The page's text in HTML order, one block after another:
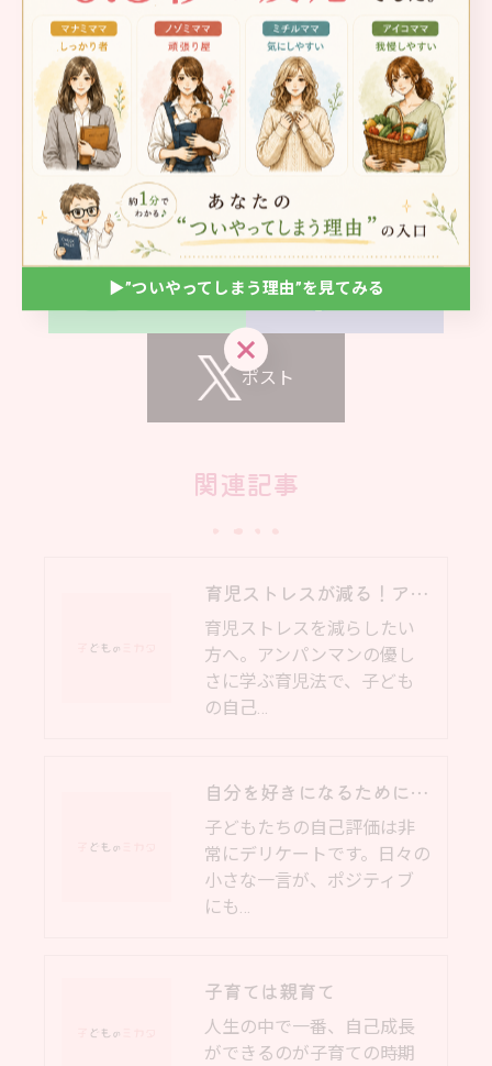
子育ての悩みをオンラインで相談
悩み
< 前のページ 一覧に戻る 次のページ >
LINEで送る シェア
ポスト
関連記事
育児ストレスが減る！アンパンマンから学ぶイライラしない育児法とは？
育児ストレスを減らしたい
方へ。アンパンマンの優し
さに学ぶ育児法で、子ども
の自己…
自分を好きになるために必要なこと｜オンライン子育て相談
子どもたちの自己評価は非
常にデリケートです。日々の
小さな一言が、ポジティブ
にも…
子育ては親育て
人生の中で一番、自己成長
ができるのが子育ての時期
▶︎”ついやってしまう理由”を見てみる
▶︎”ついやってしまう理由”を見てみる